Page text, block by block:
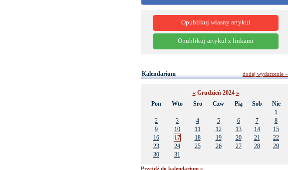
Opublikuj własny artykuł
Opublikuj artykuł z linkami
Kalendarium
«Grudzień 2024 »
Pon
Wto Śro Czw Pią Sob
Nie
1
2
3 4 5 6 7
8
9
10 11 12 13 14
15
16
17 18 19 20 21
22
23
24 25 26 27 28
29
30
31
Przejdź do kalendarium »
dodaj wydarzenie »